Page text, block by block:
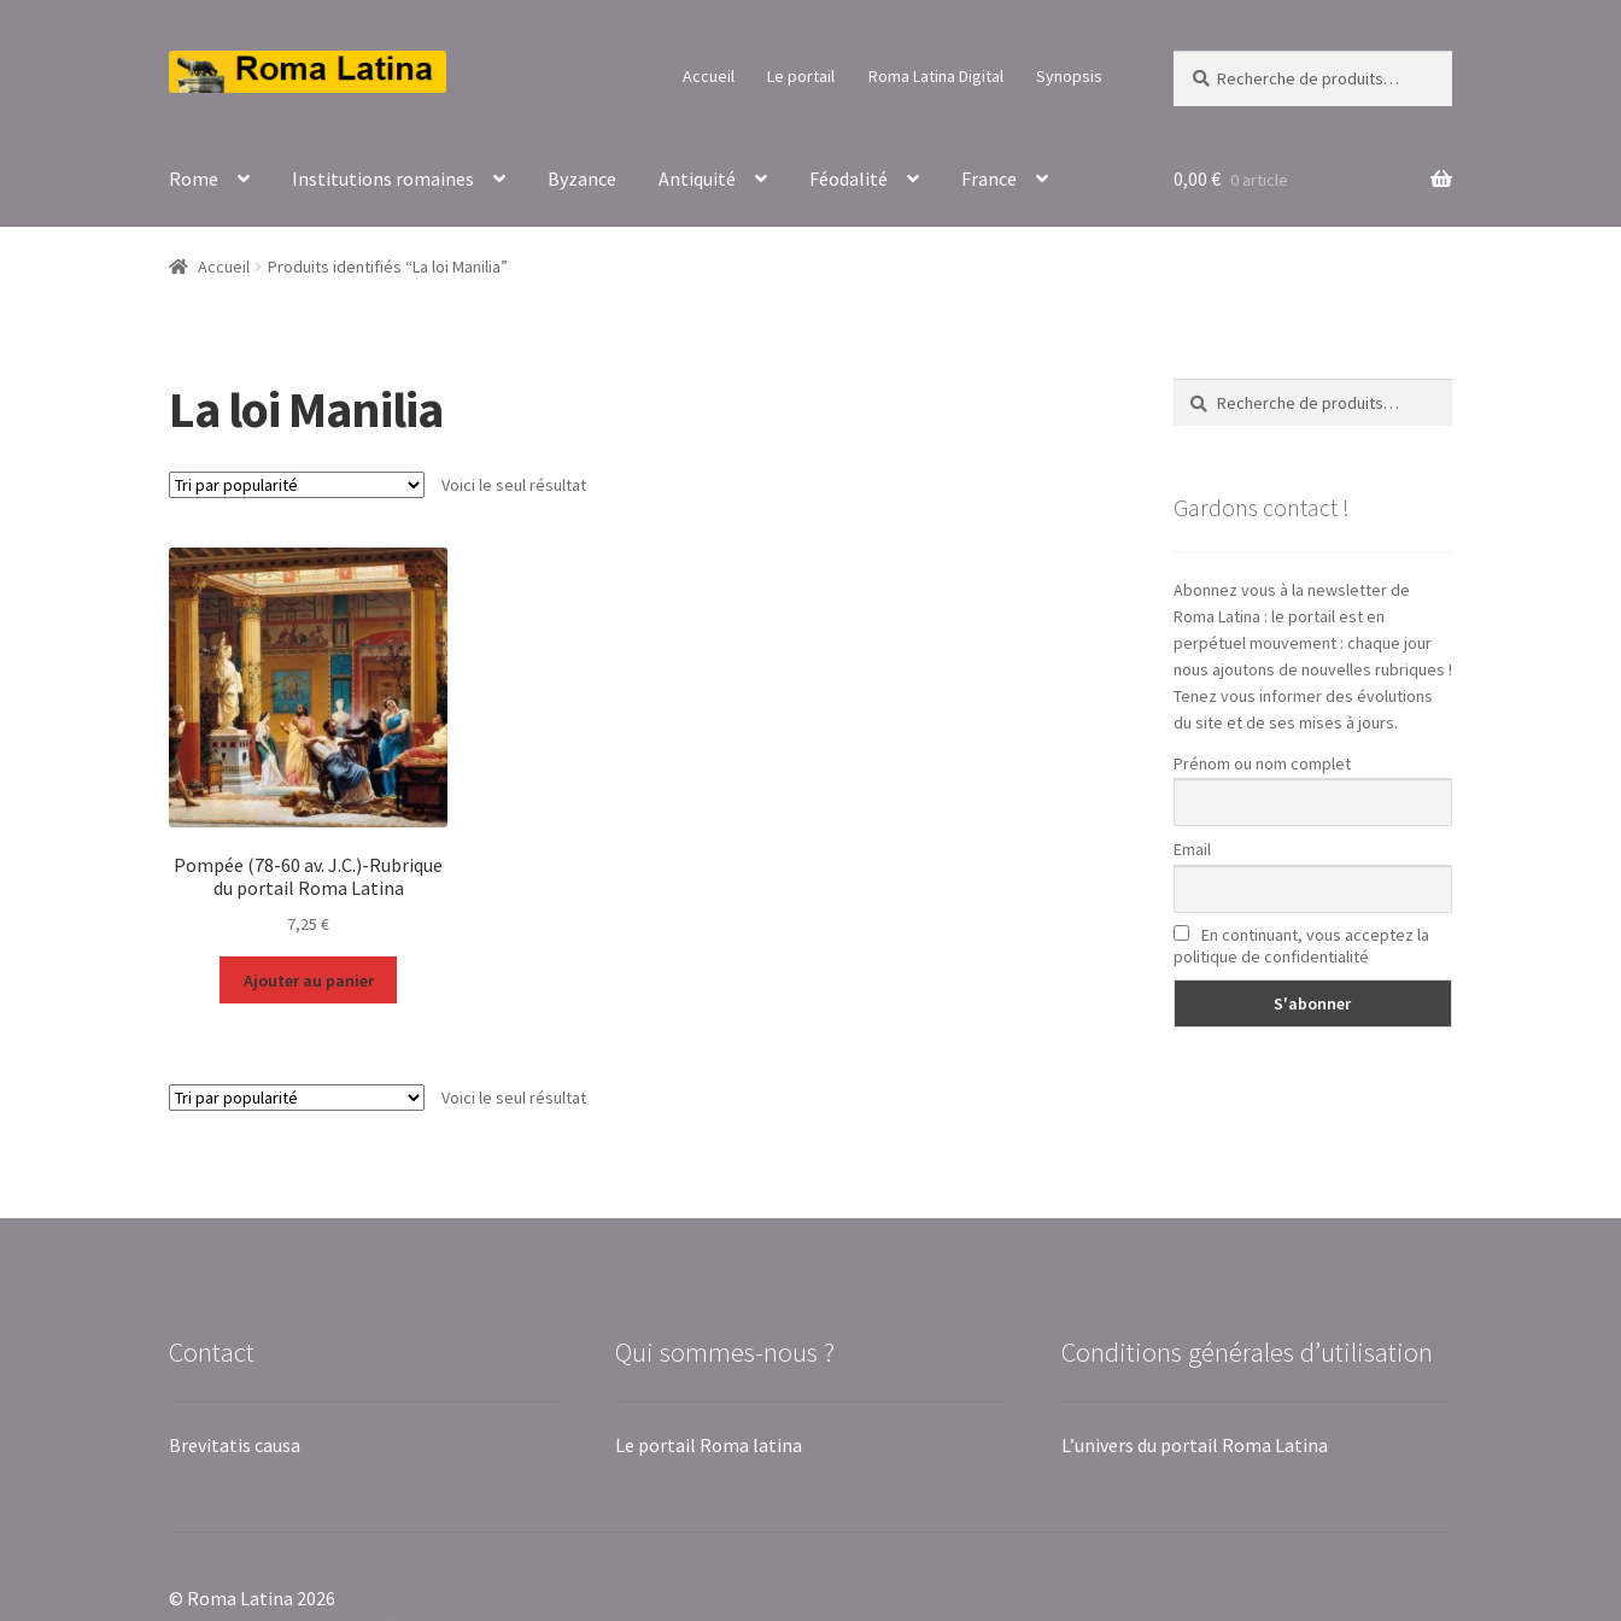
Aller
à
Aller
au
Accueil Le portail Roma Latina Digital Synopsis
pour :
Rome Institutions romaines Byzance Antiquité Féodalité France 0,00 € 0 article
Accueil Produits identifiés “La loi Manilia”
La loi Manilia
Voici le seul résultat
Pompée (78-60 av. J.C.)-Rubrique
du portail Roma Latina
7,25€
Ajouter au panier
Voici le seul résultat
Recherche
pour :
Recherche
Gardons contact !
Abonnez vous à la newsletter de
Roma Latina : le portail est en
perpétuel mouvement : chaque jour
nous ajoutons de nouvelles rubriques !
Tenez vous informer des évolutions
du site et de ses mises à jours.
Prénom ou nom complet
Email
En continuant, vous acceptez la
politique de confidentialité
Contact
Brevitatis causa
Qui sommes-nous ?
Le portail Roma latina
Conditions générales d’utilisation
L’univers du portail Roma Latina
© Roma Latina 2026